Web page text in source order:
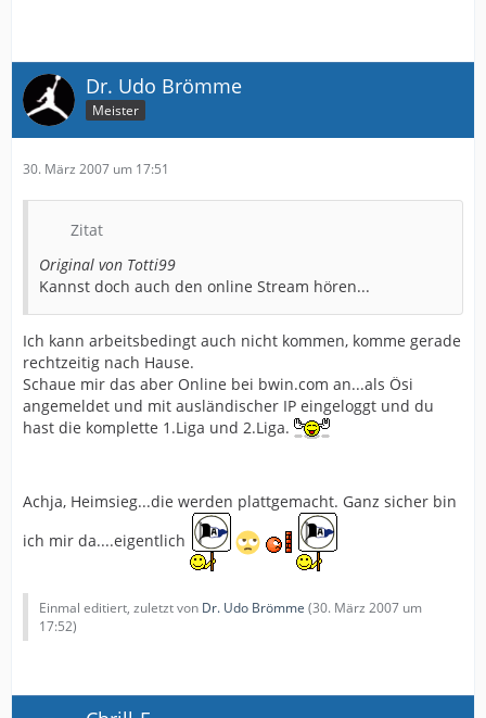
Dr. Udo Brömme
Meister
30. März 2007 um 17:51
Zitat
Original von Totti99
Kannst doch auch den online Stream hören...
Ich kann arbeitsbedingt auch nicht kommen, komme gerade
rechtzeitig nach Hause.
Schaue mir das aber Online bei bwin.com an...als Ösi
angemeldet und mit ausländischer IP eingeloggt und du
hast die komplette 1.Liga und 2.Liga.
Achja, Heimsieg...die werden plattgemacht. Ganz sicher bin
ich mir da....eigentlich
Einmal editiert, zuletzt von Dr. Udo Brömme (30. März 2007 um
17:52)